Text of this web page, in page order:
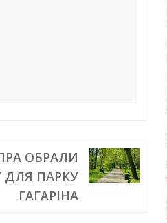
ОБРАЛИ
ДЛЯ ПАРКУ
ГАГАРІНА